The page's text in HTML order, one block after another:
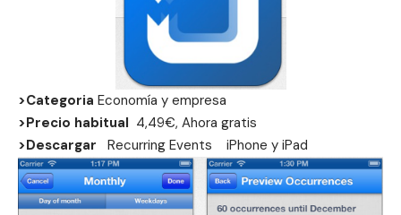
>Categoria Economía y empresa
>Precio habitual 4,49€, Ahora gratis
>Descargar
Recurring Events iPhone y iPad